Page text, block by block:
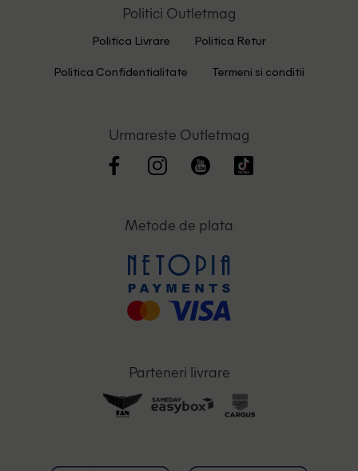
Politici Outletmag
Politica Livrare Politica Retur
Politica Confidentialitate Termeni si conditii
Urmareste Outletmag
Metode de plata
Parteneri livrare